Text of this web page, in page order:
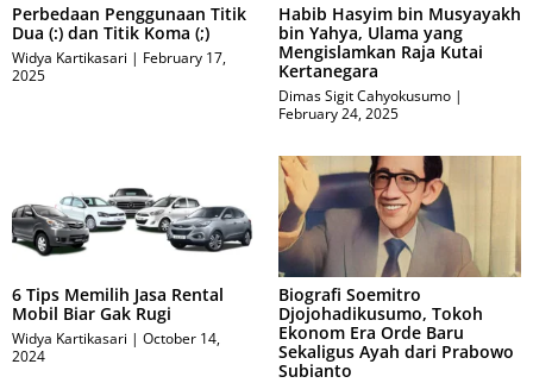
Perbedaan Penggunaan Titik
Dua (:) dan Titik Koma (;)
Widya Kartikasari
February 17,
2025
Habib Hasyim bin Musyayakh
bin Yahya, Ulama yang
Mengislamkan Raja Kutai
Kertanegara
Dimas Sigit Cahyokusumo
February 24, 2025
6 Tips Memilih Jasa Rental
Mobil Biar Gak Rugi
Widya Kartikasari
October 14,
2024
Biografi Soemitro
Djojohadikusumo, Tokoh
Ekonom Era Orde Baru
Sekaligus Ayah dari Prabowo
Subianto